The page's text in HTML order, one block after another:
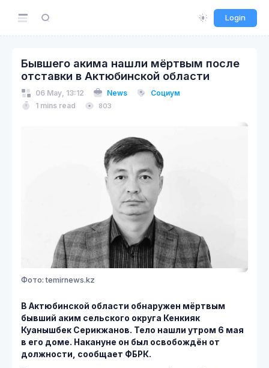
Login
Бывшего акима нашли мёртвым после
отставки в Актюбинской области
06 May, 13:12 News
Социум
1 mins read
803
Фото: temirnews.kz
В Актюбинской области обнаружен мёртвым
бывший аким сельского округа Кенкияк
Куанышбек Серикжанов. Тело нашли утром 6 мая
в его доме. Накануне он был освобождён от
должности, сообщает ФБРК.